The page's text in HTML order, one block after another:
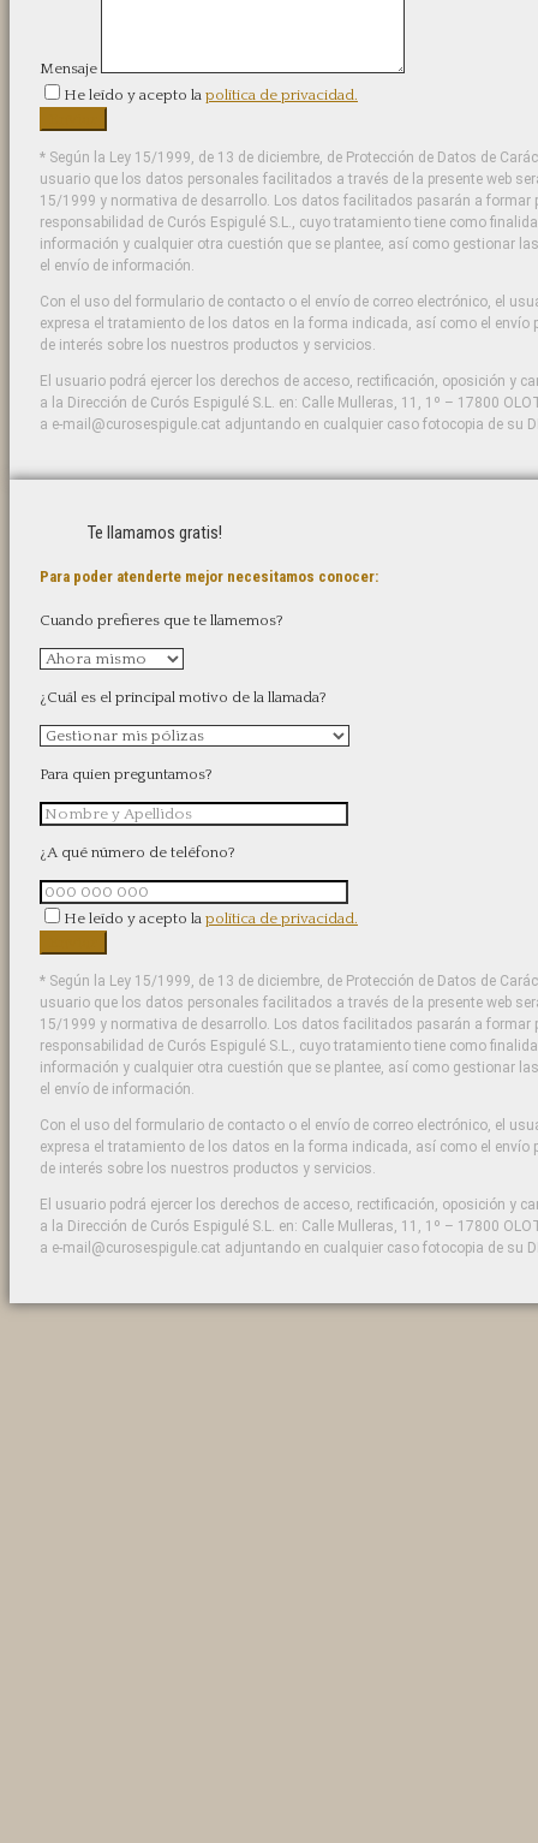
Mensaje
He leído y acepto la política de privacidad.
* Según la Ley 15/1999, de 13 de diciembre, de Protección de Datos de
usuario que los datos personales facilitados a través de la presente web
15/1999 y normativa de desarrollo. Los datos facilitados pasarán a formar
responsabilidad de Curós Espigulé S.L., cuyo tratamiento tiene como
información y cualquier otra cuestión que se plantee, así como gestionar
el envío de información.
Con el uso del formulario de contacto o el envío de correo electrónico, el
expresa el tratamiento de los datos en la forma indicada, así como el
de interés sobre los nuestros productos y servicios.
El usuario podrá ejercer los derechos de acceso, rectificación, oposición y
a la Dirección de Curós Espigulé S.L. en: Calle Mulleras, 11, 1º – 17800
a e-mail@curosespigule.cat adjuntando en cualquier caso fotocopia de su
Te llamamos gratis!
Para poder atenderte mejor necesitamos conocer:
Cuando prefieres que te llamemos?
¿Cuál es el principal motivo de la llamada?
Para quien preguntamos?
¿A qué número de teléfono?
He leído y acepto la política de privacidad.
* Según la Ley 15/1999, de 13 de diciembre, de Protección de Datos de
usuario que los datos personales facilitados a través de la presente web
15/1999 y normativa de desarrollo. Los datos facilitados pasarán a formar
responsabilidad de Curós Espigulé S.L., cuyo tratamiento tiene como
información y cualquier otra cuestión que se plantee, así como gestionar
el envío de información.
Con el uso del formulario de contacto o el envío de correo electrónico, el
expresa el tratamiento de los datos en la forma indicada, así como el
de interés sobre los nuestros productos y servicios.
El usuario podrá ejercer los derechos de acceso, rectificación, oposición y
a la Dirección de Curós Espigulé S.L. en: Calle Mulleras, 11, 1º – 17800
a e-mail@curosespigule.cat adjuntando en cualquier caso fotocopia de su